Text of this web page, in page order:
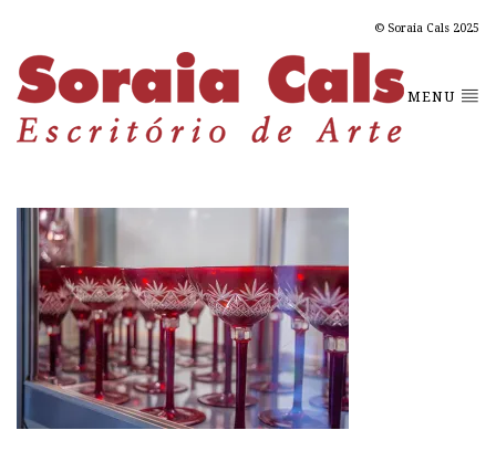
© Soraia Cals 2025
MENU